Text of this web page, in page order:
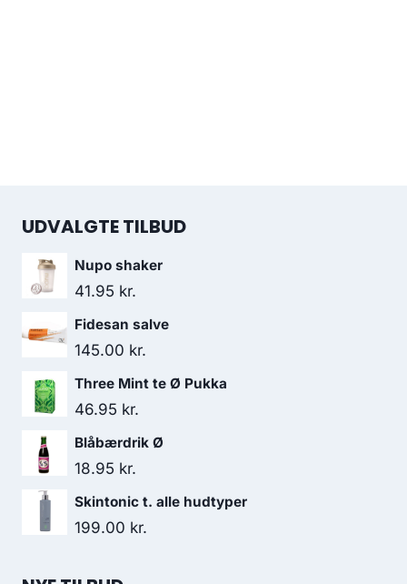
UDVALGTE TILBUD
Nupo shaker
41.95 kr.
Fidesan salve
145.00 kr.
Three Mint te Ø Pukka
46.95 kr.
Blåbærdrik Ø
18.95 kr.
Skintonic t. alle hudtyper
199.00 kr.